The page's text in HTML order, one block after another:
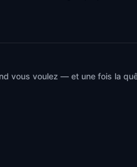
vous voulez — et une fois la